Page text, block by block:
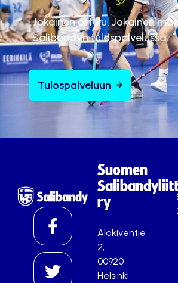
Jokainen ottelu. Jokainen
Salibandyn tulospalvelussa.
Tulospalveluun
Suomen
ry
Alakiventie
2,
00920
Helsinki